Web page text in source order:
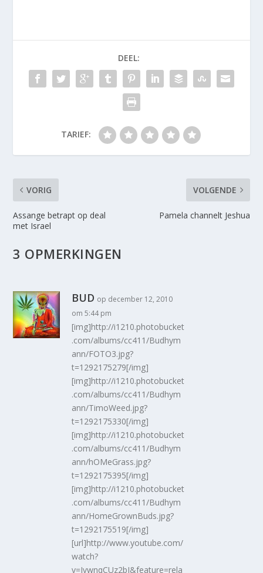
DEEL:
TARIEF:
VORIG
Assange betrapt op deal
met Israel
VOLGENDE
Pamela channelt Jeshua
3 OPMERKINGEN
BUD op december 12, 2010
om 5:44 pm
[img]http://i1210.photobucket
.com/albums/cc411/Budhym
ann/FOTO3.jpg?
t=1292175279[/img]
[img]http://i1210.photobucket
.com/albums/cc411/Budhym
ann/TimoWeed.jpg?
t=1292175330[/img]
[img]http://i1210.photobucket
.com/albums/cc411/Budhym
ann/hOMeGrass.jpg?
t=1292175395[/img]
[img]http://i1210.photobucket
.com/albums/cc411/Budhym
ann/HomeGrownBuds.jpg?
t=1292175519[/img]
[url]http://www.youtube.com/
watch?
v=JvwnqCUz2bI&feature=rela